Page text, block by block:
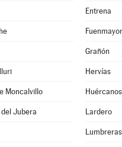
Entrena
Fuenmayor
Grañón
Hervías
Moncalvillo Huércanos
Jubera Lardero
Lumbreras